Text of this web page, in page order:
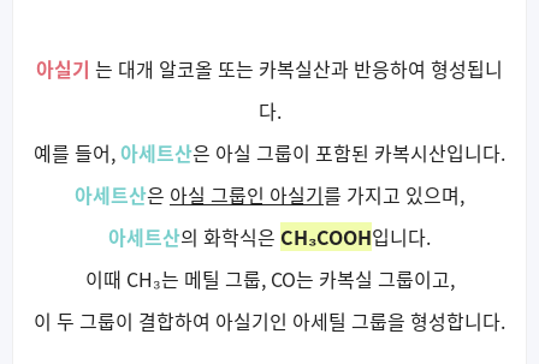
아실기 는 대개 알코올 또는 카복실산과 반응하여 형성됩니
다.
예를 들어,아세트산은 아실 그룹이 포함된 카복시산입니다.
아세트산은 아실 그룹인 아실기를 가지고 있으며,
아세트산의 화학식은 CH₃COOH입니다.
이때 CH₃는 메틸 그룹, CO는 카복실 그룹이고,
이 두 그룹이 결합하여 아실기인 아세틸 그룹을 형성합니다.